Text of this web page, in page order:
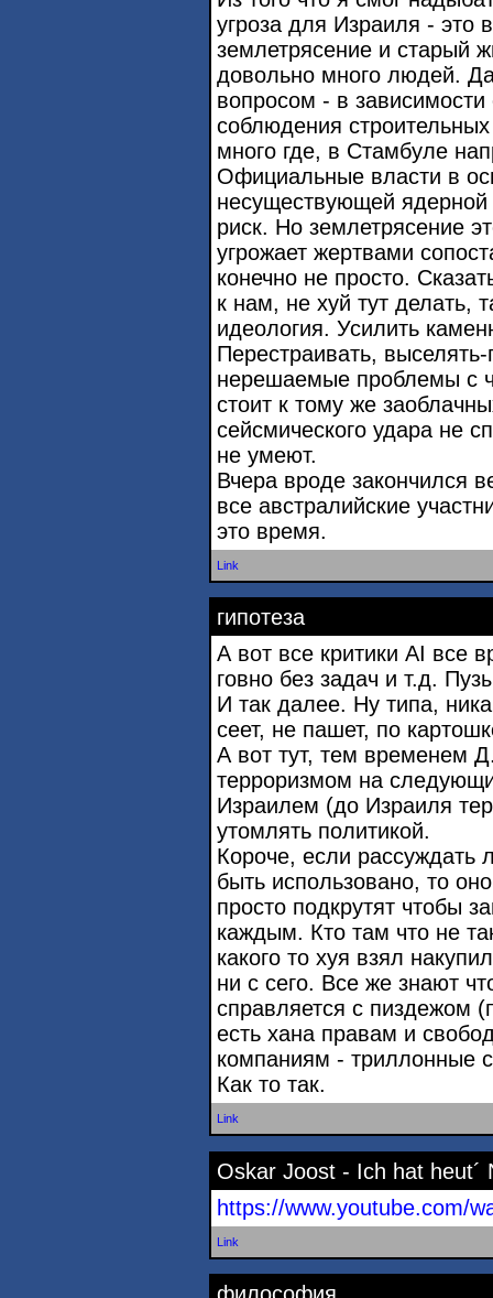
угроза для Израиля - это
землетрясение и старый
довольно много людей.
вопросом - в зависимости
соблюдения
много где, в Стамбуле
Официальные власти в
несуществующей ядерной
риск. Но землетрясение
угрожает жертвами
конечно не просто.
к нам, не хуй тут делать,
идеология. Усилить
Перестраивать,
нерешаемые проблемы с
стоит к тому же
сейсмического удара не
не умеют.
Вчера вроде закончился
все австралийские
это время.
Link
гипотеза
А вот все критики AI все
говно без задач и т.д.
И так далее. Ну типа,
сеет, не пашет, по
А вот тут, тем временем
терроризмом на
Израилем (до Израиля
утомлять политикой.
Короче, если рассуждать
быть использовано, то
просто подкрутят чтобы
каждым. Кто там что не
какого то хуя взял
ни с сего. Все же знают
справляется с пиздежом
есть хана правам и
компаниям - триллонные
Как то так.
Link
Oskar Joost - Ich hat heut´
https://www.youtube.com/
Link